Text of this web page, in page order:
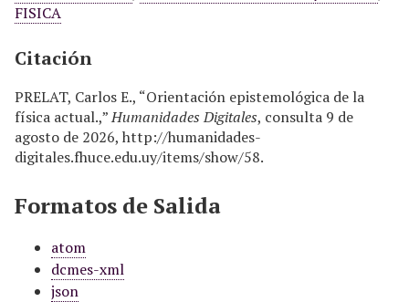
FISICA
Citación
PRELAT, Carlos E., “Orientación epistemológica de la
física actual.,”Humanidades Digitales, consulta 9 de
agosto de 2026, http://humanidades-
digitales.fhuce.edu.uy/items/show/58.
Formatos de Salida
atom
dcmes-xml
json